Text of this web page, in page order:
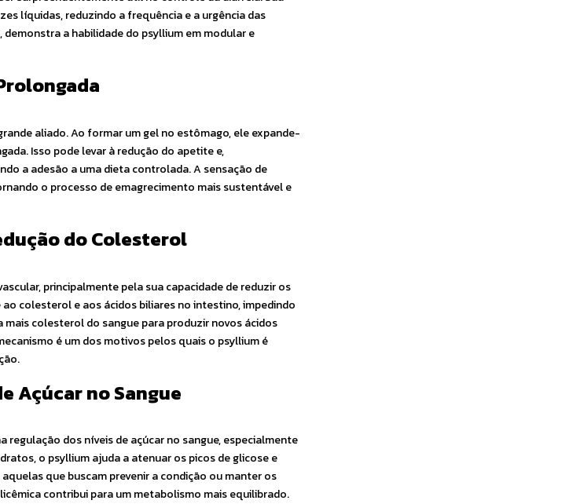
líquidas, reduzindo a frequência e a urgência das
a habilidade do psyllium em modular e
aliado. Ao formar um gel no estômago, ele expande-
Isso pode levar à redução do apetite e,
a adesão a uma dieta controlada. A sensação de
o processo de emagrecimento mais sustentável e
do Colesterol
principalmente pela sua capacidade de reduzir os
colesterol e aos ácidos biliares no intestino, impedindo
colesterol do sangue para produzir novos ácidos
é um dos motivos pelos quais o psyllium é
Açúcar no Sangue
dos níveis de açúcar no sangue, especialmente
o psyllium ajuda a atenuar os picos de glicose e
que buscam prevenir a condição ou manter os
contribui para um metabolismo mais equilibrado.